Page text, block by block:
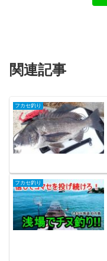
関連記事
フカセ釣り
フカセ釣り